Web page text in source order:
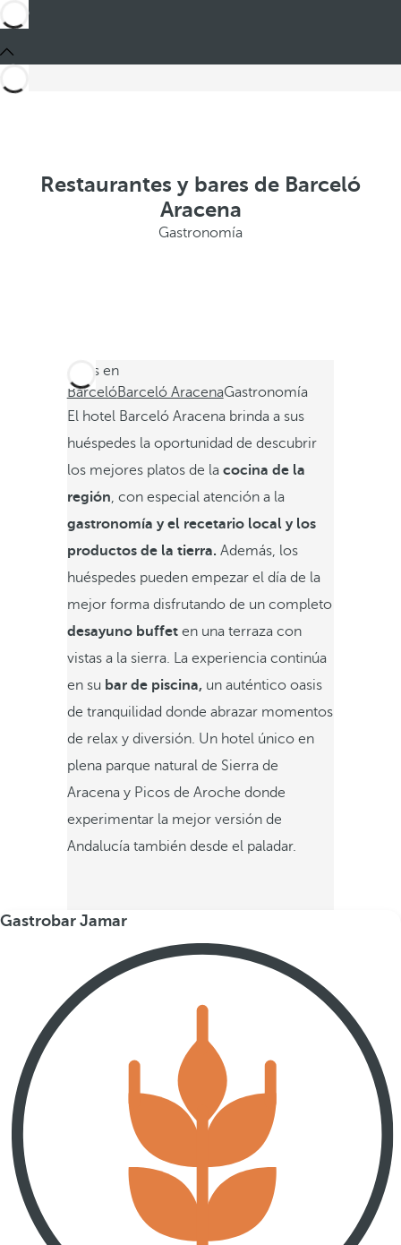
Restaurantes y bares de Barceló
Aracena
Gastronomía
Estás en
BarcelóBarceló AracenaGastronomía
El hotel Barceló Aracena brinda a sus
huéspedes la oportunidad de descubrir
los mejores platos de la cocina de la
región, con especial atención a la
gastronomía y el recetario local y los
productos de la tierra. Además, los
huéspedes pueden empezar el día de la
mejor forma disfrutando de un completo
desayuno buffeten una terraza con
vistas a la sierra. La experiencia continúa
en su bar de piscina,un auténtico oasis
de tranquilidad donde abrazar momentos
de relax y diversión. Un hotel único en
plena parque natural de Sierra de
Aracena y Picos de Aroche donde
experimentar la mejor versión de
Andalucía también desde el paladar.
Gastrobar Jamar